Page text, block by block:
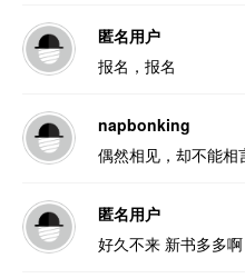
匿名用户
报名，报名
napbonking
偶然相见，却不能相
匿名用户
好久不来 新书多多